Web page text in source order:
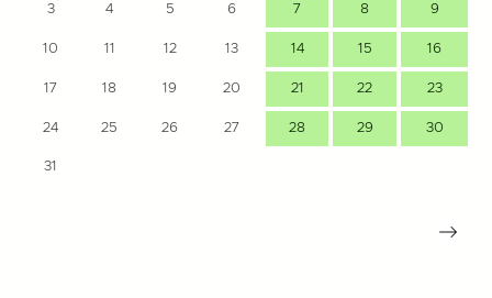
3 4 5 6 7 8 9
10 11 12 13 14 15 16
17 18 19 20 21 22 23
24 25 26 27 28 29 30
31